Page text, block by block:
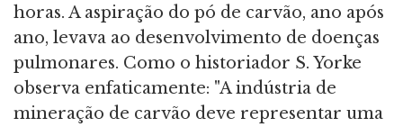
horas. A aspiração do pó de carvão, ano após
ano, levava ao desenvolvimento de doenças
pulmonares. Como o historiador S. Yorke
observa enfaticamente: "A indústria de
mineração de carvão deve representar uma